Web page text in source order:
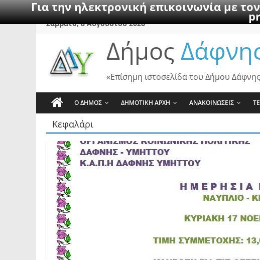
Για την ηλεκτρονική επικοινωνία με
SkipΣάββατο, 8 Αυγούστου 2026
Δήμος
«Επίσημη ιστοσελίδα του Δήμου
Ο ΔΗΜΟΣ ΔΗΜΟΤΙΚΗ ΑΡΧΗ ΑΝΑΚΟΙΝΩΣΕΙΣ
Κεφαλάρι